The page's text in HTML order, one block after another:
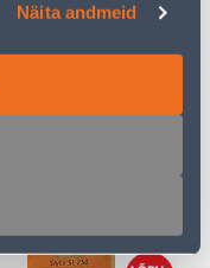
Näita andmeid
E.PESA
SL-250 VALGE